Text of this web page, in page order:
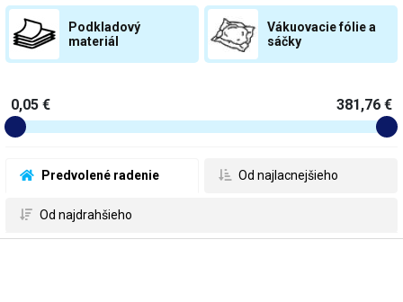
Podkladový
materiál
Vákuovacie fólie a
sáčky
Predvolené radenie Od najlacnejšieho
Od najdrahšieho
0,05 € 381,76 €